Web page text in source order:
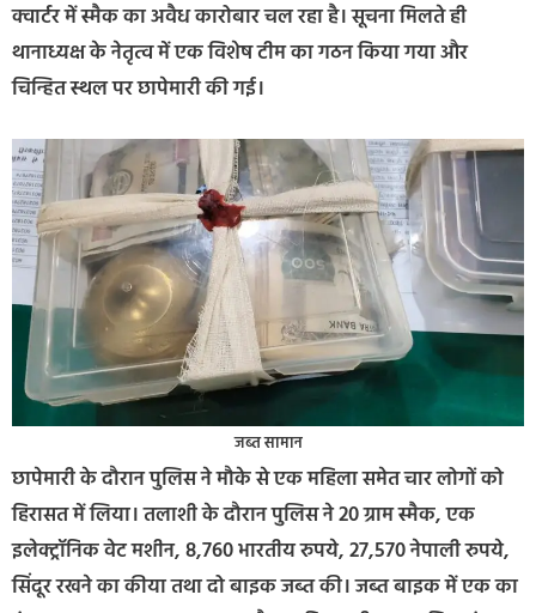
क्वार्टर में स्मैक का अवैध कारोबार चल रहा है। सूचना मिलते ही
थानाध्यक्ष के नेतृत्व में एक विशेष टीम का गठन किया गया और
चिन्हित स्थल पर छापेमारी की गई।
जब्त सामान
छापेमारी के दौरान पुलिस ने मौके से एक महिला समेत चार लोगों को
हिरासत में लिया। तलाशी के दौरान पुलिस ने 20 ग्राम स्मैक, एक
इलेक्ट्रॉनिक वेट मशीन, 8,760 भारतीय रुपये, 27,570 नेपाली रुपये,
सिंदूर रखने का कीया तथा दो बाइक जब्त की। जब्त बाइक में एक का